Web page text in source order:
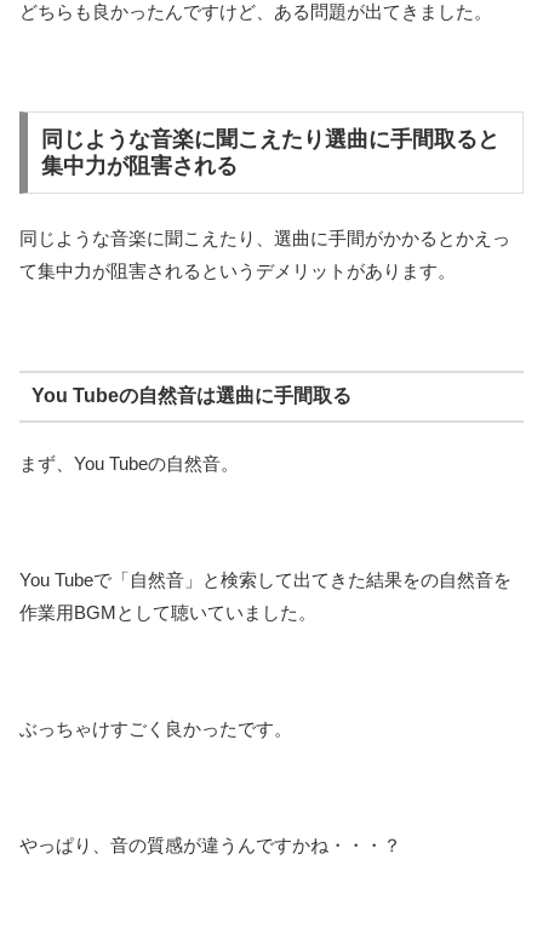
どちらも良かったんですけど、ある問題が出てきました。
同じような音楽に聞こえたり選曲に手間取ると
集中力が阻害される
同じような音楽に聞こえたり、選曲に手間がかかるとかえっ
て集中力が阻害されるというデメリットがあります。
You Tubeの自然音は選曲に手間取る
まず、You Tubeの自然音。
You Tubeで「自然音」と検索して出てきた結果をの自然音を
作業用BGMとして聴いていました。
ぶっちゃけすごく良かったです。
やっぱり、音の質感が違うんですかね・・・？